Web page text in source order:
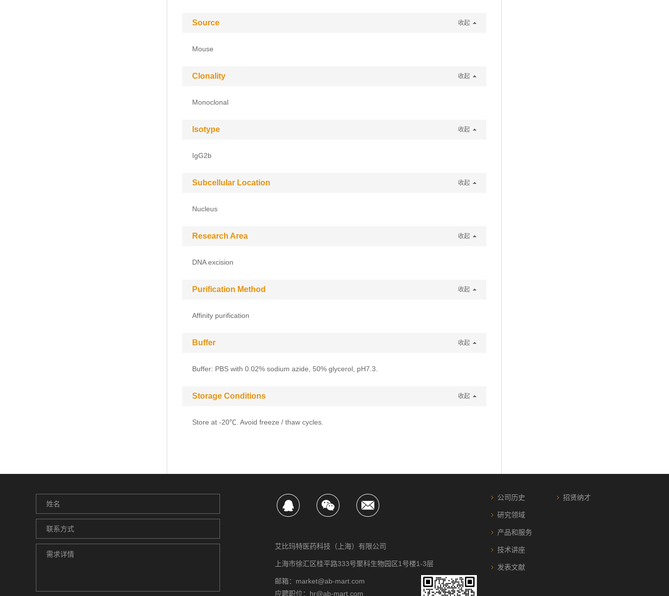
Source 收起
Mouse
Clonality 收起
Monoclonal
Isotype 收起
IgG2b
Subcellular Location 收起
Nucleus
Research Area 收起
DNA excision
Purification Method 收起
Affinity purification
Buffer 收起
Buffer: PBS with 0.02% sodium azide, 50% glycerol, pH7.3.
Storage Conditions 收起
Store at -20℃. Avoid freeze / thaw cycles.
艾比玛特医药科技（上海）有限公司
上海市徐汇区桂平路333号聚科生物园区1号楼1-3层
邮箱：market@ab-mart.com
应聘职位：hr@ab-mart.com
公司历史
研究领域
产品和服务
技术讲座
发表文献
招贤纳才